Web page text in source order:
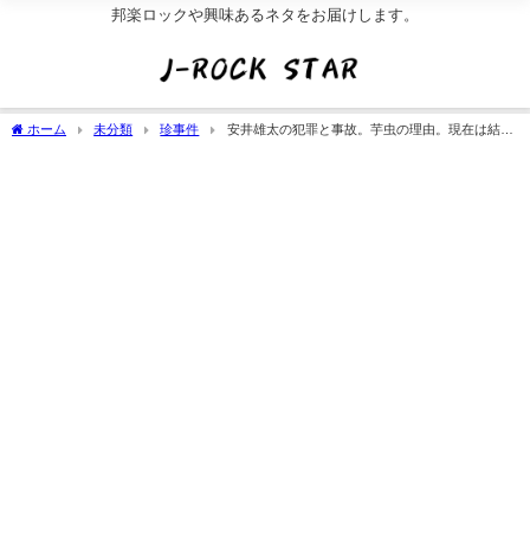
邦楽ロックや興味あるネタをお届けします。
ホーム 未分類 珍事件
安井雄太の犯罪と事故。芋虫の理由。現在は結